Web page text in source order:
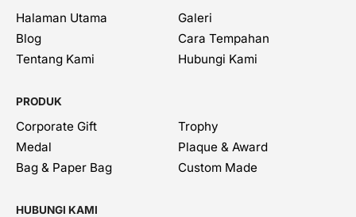
Halaman Utama
Galeri
Blog
Cara Tempahan
Tentang Kami
Hubungi Kami
PRODUK
Corporate Gift
Trophy
Medal
Plaque & Award
Bag & Paper Bag
Custom Made
HUBUNGI KAMI